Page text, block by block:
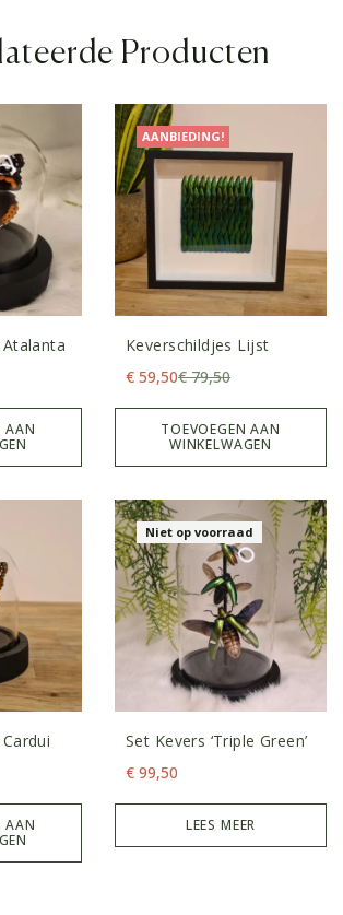
Producten
AAN
AANBIEDING!
Keverschildjes Lijst
€79,50
€ 59,50
TOEVOEGEN AAN
WINKELWAGEN
AAN
Niet op voorraad
Set Kevers ‘Triple Green’
€ 99,50
LEES MEER